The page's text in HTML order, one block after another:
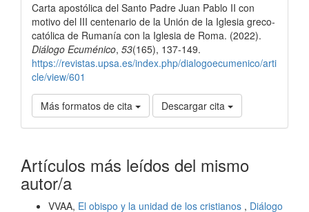
artículo
Carta apostólica del Santo Padre Juan Pablo II con
motivo del III centenario de la Unión de la Iglesia greco-
católica de Rumanía con la Iglesia de Roma. (2022).
Diálogo Ecuménico, 53(165), 137-149.
https://revistas.upsa.es/index.php/dialogoecumenico/arti
cle/view/601
Más formatos de cita Descargar cita
Artículos más leídos del mismo
autor/a
VVAA, El obispo y la unidad de los cristianos , Diálogo